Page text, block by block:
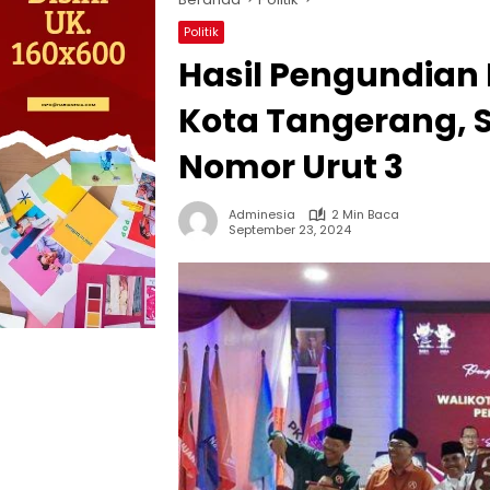
Politik
Hasil
Kota Tangerang,
Nomor Urut 3
Adminesia
2 Min Baca
September 23, 2024